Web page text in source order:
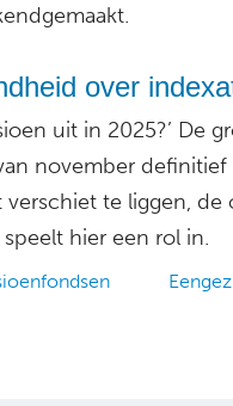
over
uit in 2025?’ De
november definitief
te liggen, de
hier een rol in.